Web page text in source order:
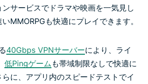
サービスでドラマや映画を一気見し
MMORPGも快適にプレイできます。
40Gbps VPNサーバーにより、ライ
低Pingゲーム も帯域制限なしで快適に
に、アプリ内のスピードテストでイ